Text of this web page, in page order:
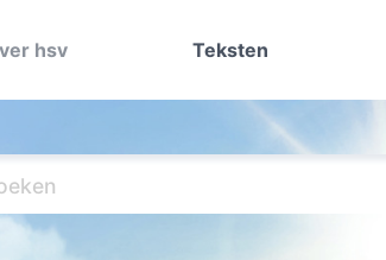
hsv Teksten